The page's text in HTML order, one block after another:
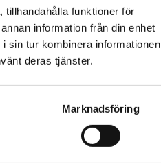
tillhandahålla funktioner för
information från din enhet
sin tur kombinera informationen
deras tjänster.
Marknadsföring